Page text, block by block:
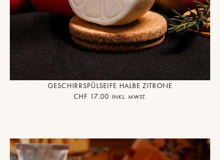
GESCHIRRSPÜLSEIFE HALBE ZITRONE
CHF 17.00 INKL. MWST.